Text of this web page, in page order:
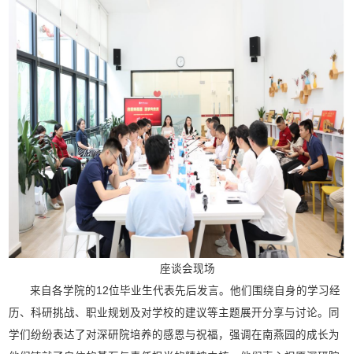
座谈会现场
来自各学院的12位毕业生代表先后发言。他们围绕自身的学习经
历、科研挑战、职业规划及对学校的建议等主题展开分享与讨论。同
学们纷纷表达了对深研院培养的感恩与祝福，强调在南燕园的成长为